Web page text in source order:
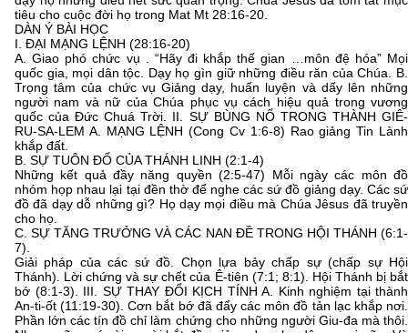
tiêu cho cuộc đời họ trong Mat Mt 28:16-20.
DÀN Ý BÀI HỌC
I. ĐẠI MẠNG LỆNH (28:16-20)
A. Giao phó chức vụ . “Hãy đi khắp thế gian …môn đệ hóa” Mọi
quốc gia, mọi dân tộc. Dạy họ gìn giữ những điều răn của Chúa. B.
Trọng tâm của chức vụ Giảng dạy, huấn luyện và dấy lên những
người nam và nữ của Chúa phục vụ cách hiệu quả trong vương
quốc của Đức Chuá Trời. II. SỰ BÙNG NỔ TRONG THÀNH GIÊ-
RU-SA-LEM A. MẠNG LỆNH (Cong Cv 1:6-8) Rao giảng Tin Lành
khắp đất.
B. SỰ TUÔN ĐỔ CỦA THÁNH LINH (2:1-4)
Những kết quả đầy năng quyền (2:5-47) Mỗi ngày các môn đồ
nhóm họp nhau lại tại đền thờ để nghe các sứ đồ giảng dạy. Các sứ
đồ đã dạy dỗ những gì? Họ dạy mọi điều mà Chúa Jêsus đã truyền
cho họ.
C. SỰ TĂNG TRƯỞNG VÀ CÁC NAN ĐỀ TRONG HỘI THÁNH (6:1-
7).
Giải pháp của các sứ đồ. Chọn lựa bảy chấp sự (chấp sự Hội
Thánh). Lời chứng và sự chết của Ê-tiên (7:1; 8:1). Hội Thánh bị bắt
bớ (8:1-3). III. SỰ THAY ĐỔI KỊCH TÍNH A. Kinh nghiệm tại thành
An-ti-ốt (11:19-30). Cơn bắt bớ đã đẩy các môn đồ tản lạc khắp nơi.
Phần lớn các tín đồ chỉ làm chứng cho những người Giu-đa mà thôi.